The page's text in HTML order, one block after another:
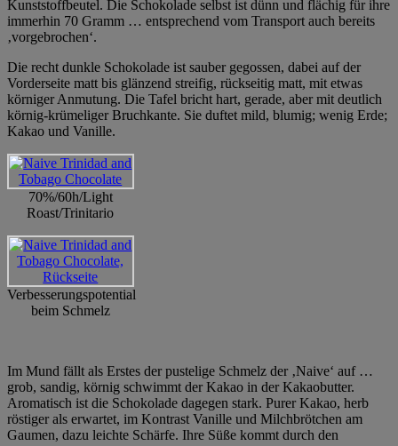
Kunststoffbeutel. Die Schokolade selbst ist dünn und flächig für ihre
immerhin 70 Gramm … entsprechend vom Transport auch bereits
‚vorgebrochen‘.
Die recht dunkle Schokolade ist sauber gegossen, dabei auf der
Vorderseite matt bis glänzend streifig, rückseitig matt, mit etwas
körniger Anmutung. Die Tafel bricht hart, gerade, aber mit deutlich
körnig-krümeliger Bruchkante. Sie duftet mild, blumig; wenig Erde;
Kakao und Vanille.
70%/60h/Light
Roast/Trinitario
Verbesserungspotential
beim Schmelz
Im Mund fällt als Erstes der pustelige Schmelz der ‚Naive‘ auf …
grob, sandig, körnig schwimmt der Kakao in der Kakaobutter.
Aromatisch ist die Schokolade dagegen stark. Purer Kakao, herb
röstiger als erwartet, im Kontrast Vanille und Milchbrötchen am
Gaumen, dazu leichte Schärfe. Ihre Süße kommt durch den